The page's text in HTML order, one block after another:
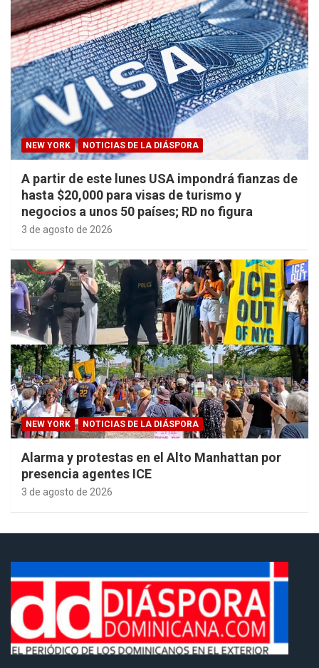
NEW YORK NOTICIAS DE LA DIÁSPORA
A partir de este lunes USA impondrá fianzas de
hasta $20,000 para visas de turismo y
negocios a unos 50 países; RD no figura
3 de agosto de 2026
NEW YORK NOTICIAS DE LA DIÁSPORA
Alarma y protestas en el Alto Manhattan por
presencia agentes ICE
3 de agosto de 2026